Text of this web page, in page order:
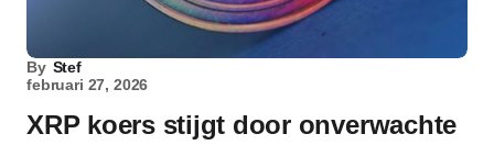
By Stef
februari 27, 2026
XRP koers stijgt door onverwachte